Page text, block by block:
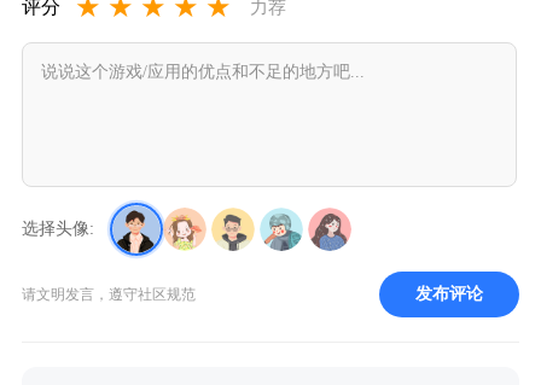
评分 ★ ★ ★ ★ ★ 力荐
选择头像:
请文明发言，遵守社区规范 发布评论